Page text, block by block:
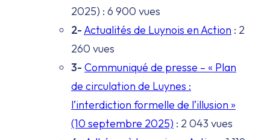
2025) : 6 900 vues
2-Actualités de Luynois en Action : 2
260 vues
3- Communiqué de presse – « Plan
de circulation de Luynes :
l’interdiction formelle de l’illusion »
(10 septembre 2025) : 2 043 vues